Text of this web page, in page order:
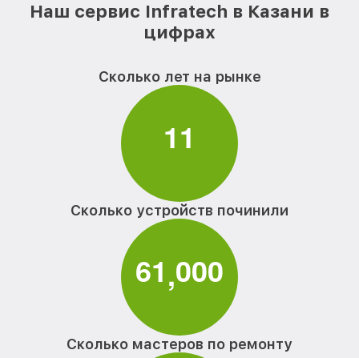
Наш сервис Infratech в Казани в
цифрах
Сколько лет на рынке
11
Сколько устройств починили
61,000
Сколько мастеров по ремонту